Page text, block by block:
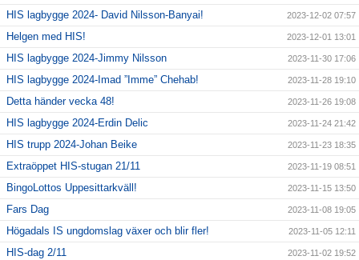
HIS lagbygge 2024- David Nilsson-Banyai! 2023-12-02 07:57
Helgen med HIS! 2023-12-01 13:01
HIS lagbygge 2024-Jimmy Nilsson 2023-11-30 17:06
HIS lagbygge 2024-Imad ”Imme” Chehab! 2023-11-28 19:10
Detta händer vecka 48! 2023-11-26 19:08
HIS lagbygge 2024-Erdin Delic 2023-11-24 21:42
HIS trupp 2024-Johan Beike 2023-11-23 18:35
Extraöppet HIS-stugan 21/11 2023-11-19 08:51
BingoLottos Uppesittarkväll! 2023-11-15 13:50
Fars Dag 2023-11-08 19:05
Högadals IS ungdomslag växer och blir fler! 2023-11-05 12:11
HIS-dag 2/11 2023-11-02 19:52